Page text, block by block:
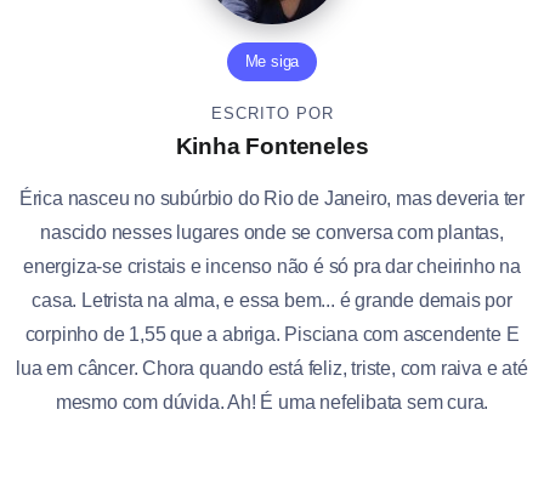
Me siga
ESCRITO POR
Kinha Fonteneles
Érica nasceu no subúrbio do Rio de Janeiro, mas deveria ter
nascido nesses lugares onde se conversa com plantas,
energiza-se cristais e incenso não é só pra dar cheirinho na
casa. Letrista na alma, e essa bem... é grande demais por
corpinho de 1,55 que a abriga. Pisciana com ascendente E
lua em câncer. Chora quando está feliz, triste, com raiva e até
mesmo com dúvida. Ah! É uma nefelibata sem cura.